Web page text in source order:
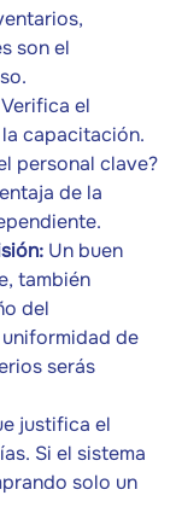
son el
Verifica el
capacitación.
personal clave?
de la
Un buen
también
del
de
serás
justifica el
Si el sistema
solo un